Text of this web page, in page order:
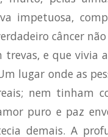
impetuosa,
câncer
e que vivia
lugar onde as
nem tinham
puro e paz
demais. A